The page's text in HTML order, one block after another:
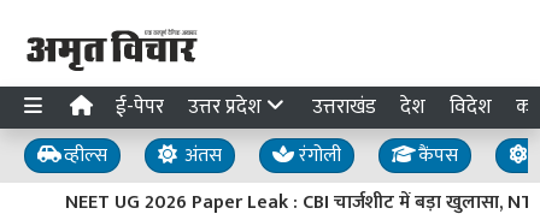
ई-पेपर उत्तर प्रदेश उत्तराखंड देश विदेश
व्हील्स अंतस रंगोली कैंपस
NEET UG 2026 Paper Leak : CBI चार्जशीट में बड़ा खुलासा,